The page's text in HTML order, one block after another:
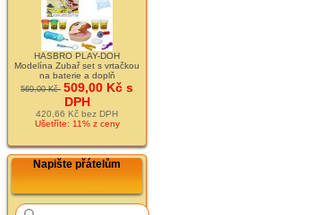
HASBRO PLAY-DOH
Modelína Zubař set s vrtačkou
na baterie a doplň
569,00 Kč 509,00 Kč s
DPH
420,66 Kč bez DPH
Ušetříte: 11% z ceny
Napište přátelům